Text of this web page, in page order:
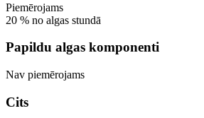
Piemērojams
20 % no algas stundā
Papildu algas komponenti
Nav piemērojams
Cits